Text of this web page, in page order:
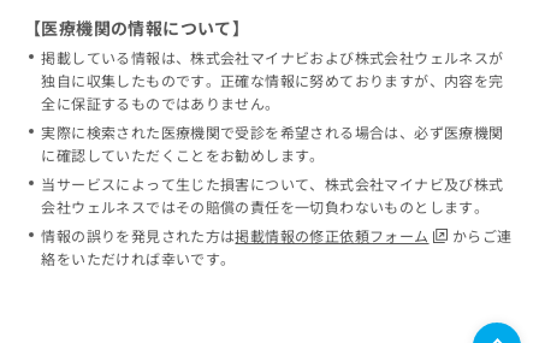
【医療機関の情報について】
掲載している情報は、株式会社マイナビおよび株式会社ウェルネスが
独自に収集したものです。正確な情報に努めておりますが、内容を完
全に保証するものではありません。
実際に検索された医療機関で受診を希望される場合は、必ず医療機関
に確認していただくことをお勧めします。
当サービスによって生じた損害について、株式会社マイナビ及び株式
会社ウェルネスではその賠償の責任を一切負わないものとします。
情報の誤りを発見された方は掲載情報の修正依頼フォーム
からご連
絡をいただければ幸いです。